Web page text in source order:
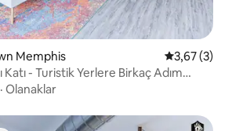
Memphis 5 üzerinden
3,67 (3)
Katı - Turistik Yerlere Birkaç Adım
· Olanaklar